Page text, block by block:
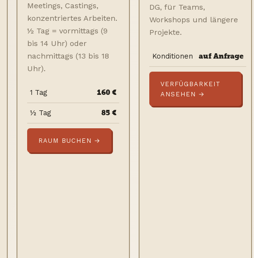
Meetings, Castings,
konzentriertes Arbeiten.
½ Tag = vormittags (9
bis 14 Uhr) oder
nachmittags (13 bis 18
Uhr).
1 Tag 160 €
½ Tag 85 €
RAUM BUCHEN →
DG, für Teams,
Workshops und längere
Projekte.
Konditionen auf Anfrage
VERFÜGBARKEIT
ANSEHEN →